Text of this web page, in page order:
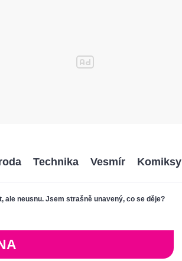
ale neusnu. Jsem strašně unavený, co se děje?
Technika Vesmír Komiksy